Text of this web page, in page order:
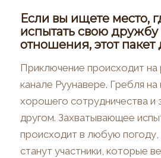
Если вы ищете место,
испытать свою дружбу
отношения, этот пакет
Приключение происходит на
канале Руунавере. Гребля
хорошего сотрудничества и
другом. Захватывающее
происходит в любую
станут участники, которые